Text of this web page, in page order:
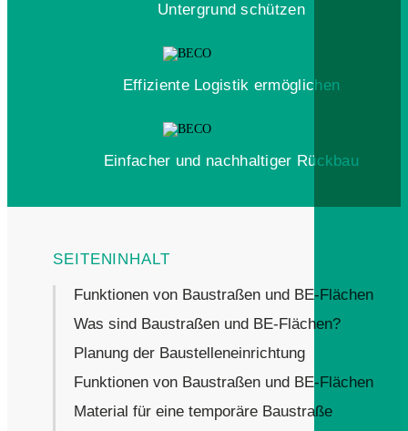
Untergrund schützen
Effiziente Logistik ermöglichen
Einfacher und nachhaltiger Rückbau
Funktionen von Baustraßen und BE-Flächen
Was sind Baustraßen und BE-Flächen?
Planung der Baustelleneinrichtung
Funktionen von Baustraßen und BE-Flächen
Material für eine temporäre Baustraße